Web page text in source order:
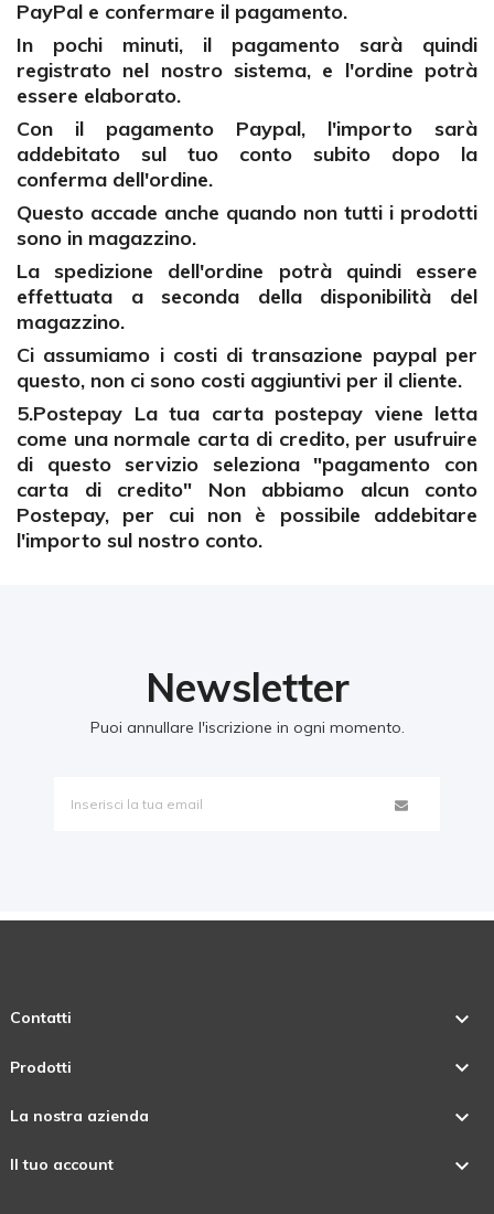
PayPal e confermare il pagamento.
In pochi minuti, il pagamento sarà quindi
registrato nel nostro sistema, e l'ordine potrà
essere elaborato.
Con il pagamento Paypal, l'importo sarà
addebitato sul tuo conto subito dopo la
conferma dell'ordine.
Questo accade anche quando non tutti i prodotti
sono in magazzino.
La spedizione dell'ordine potrà quindi essere
effettuata a seconda della disponibilità del
magazzino.
Ci assumiamo i costi di transazione paypal per
questo, non ci sono costi aggiuntivi per il cliente.
5.Postepay La tua carta postepay viene letta
come una normale carta di credito, per usufruire
di questo servizio seleziona "pagamento con
carta di credito" Non abbiamo alcun conto
Postepay, per cui non è possibile addebitare
l'importo sul nostro conto.
Newsletter
Puoi annullare l'iscrizione in ogni momento.
Contatti 
Prodotti 
La nostra azienda 
Il tuo account 